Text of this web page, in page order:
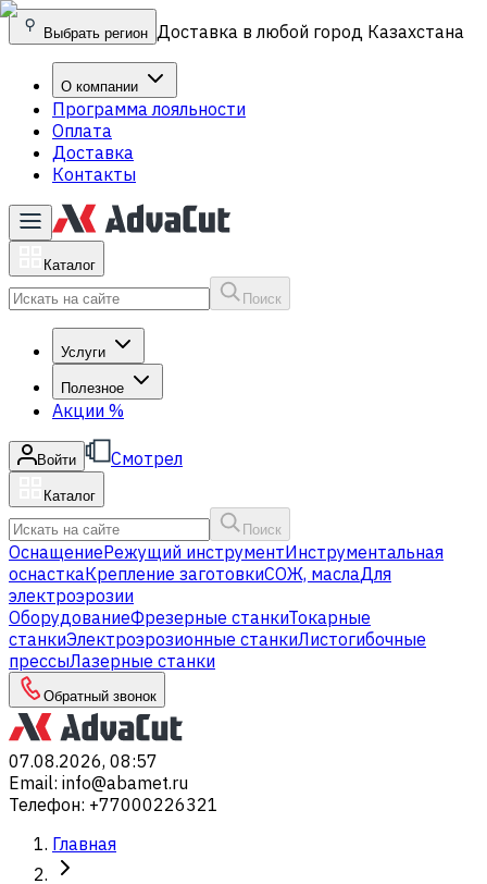
Выбрать регион Доставка в любой город Казахстана
О компании
Программа лояльности
Оплата
Доставка
Контакты
Каталог
Поиск
Услуги
Полезное
Акции %
Войти Смотрел
Каталог
Поиск
ОснащениеРежущий инструментИнструментальная
оснасткаКрепление заготовкиСОЖ, маслаДля
электроэрозии
ОборудованиеФрезерные станкиТокарные
станкиЭлектроэрозионные станкиЛистогибочные
прессыЛазерные станки
Обратный звонок
07.08.2026, 08:57
Email: info@abamet.ru
Телефон: +77000226321
Главная